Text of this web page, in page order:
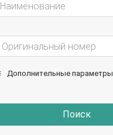
Наименование
Дополнительные параметры
Поиск